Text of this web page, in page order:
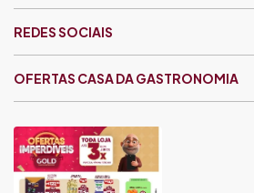
OFERTAS CASA DA GASTRONOMIA
REDES SOCIAIS